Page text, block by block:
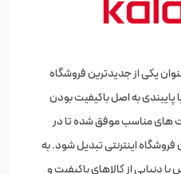
یکی از جدیدترین فروشگاه
پایبندی به اصل باکیفیت بودن
مناسب موفق شده تا در
اینترنتی تبدیل شود. به
دنیایی از کالاهای باکیفیت و